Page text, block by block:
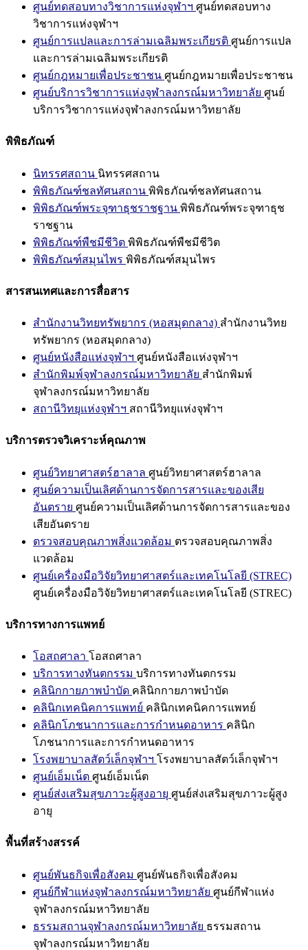
ศูนย์ทดสอบทางวิชาการแห่งจุฬาฯ ศูนย์ทดสอบทาง
วิชาการแห่งจุฬาฯ
ศูนย์การแปลและการล่ามเฉลิมพระเกียรติ ศูนย์การแปล
และการล่ามเฉลิมพระเกียรติ
ศูนย์กฎหมายเพื่อประชาชน ศูนย์กฎหมายเพื่อประชาชน
ศูนย์บริการวิชาการแห่งจุฬาลงกรณ์มหาวิทยาลัย ศูนย์
บริการวิชาการแห่งจุฬาลงกรณ์มหาวิทยาลัย
พิพิธภัณฑ์
นิทรรศสถาน นิทรรศสถาน
พิพิธภัณฑ์ชลทัศนสถาน พิพิธภัณฑ์ชลทัศนสถาน
พิพิธภัณฑ์พระจุฑาธุชราชฐาน พิพิธภัณฑ์พระจุฑาธุช
ราชฐาน
พิพิธภัณฑ์พืชมีชีวิต พิพิธภัณฑ์พืชมีชีวิต
พิพิธภัณฑ์สมุนไพร พิพิธภัณฑ์สมุนไพร
สารสนเทศและการสื่อสาร
สำนักงานวิทยทรัพยากร (หอสมุดกลาง) สำนักงานวิทย
ทรัพยากร (หอสมุดกลาง)
ศูนย์หนังสือแห่งจุฬาฯ ศูนย์หนังสือแห่งจุฬาฯ
สำนักพิมพ์จุฬาลงกรณ์มหาวิทยาลัย สำนักพิมพ์
จุฬาลงกรณ์มหาวิทยาลัย
สถานีวิทยุแห่งจุฬาฯ สถานีวิทยุแห่งจุฬาฯ
บริการตรวจวิเคราะห์คุณภาพ
ศูนย์วิทยาศาสตร์ฮาลาล ศูนย์วิทยาศาสตร์ฮาลาล
ศูนย์ความเป็นเลิศด้านการจัดการสารและของเสีย
อันตราย ศูนย์ความเป็นเลิศด้านการจัดการสารและของ
เสียอันตราย
ตรวจสอบคุณภาพสิ่งแวดล้อม ตรวจสอบคุณภาพสิ่ง
แวดล้อม
ศูนย์เครื่องมือวิจัยวิทยาศาสตร์และเทคโนโลยี (STREC)
ศูนย์เครื่องมือวิจัยวิทยาศาสตร์และเทคโนโลยี (STREC)
บริการทางการแพทย์
โอสถศาลา โอสถศาลา
บริการทางทันตกรรม บริการทางทันตกรรม
คลินิกกายภาพบำบัด คลินิกกายภาพบำบัด
คลินิกเทคนิคการแพทย์ คลินิกเทคนิคการแพทย์
คลินิกโภชนาการและการกำหนดอาหาร คลินิก
โภชนาการและการกำหนดอาหาร
โรงพยาบาลสัตว์เล็กจุฬาฯ โรงพยาบาลสัตว์เล็กจุฬาฯ
ศูนย์เอ็มเน็ต ศูนย์เอ็มเน็ต
ศูนย์ส่งเสริมสุขภาวะผู้สูงอายุ ศูนย์ส่งเสริมสุขภาวะผู้สูง
อายุ
พื้นที่สร้างสรรค์
ศูนย์พันธกิจเพื่อสังคม ศูนย์พันธกิจเพื่อสังคม
ศูนย์กีฬาแห่งจุฬาลงกรณ์มหาวิทยาลัย ศูนย์กีฬาแห่ง
จุฬาลงกรณ์มหาวิทยาลัย
ธรรมสถานจุฬาลงกรณ์มหาวิทยาลัย ธรรมสถาน
จุฬาลงกรณ์มหาวิทยาลัย